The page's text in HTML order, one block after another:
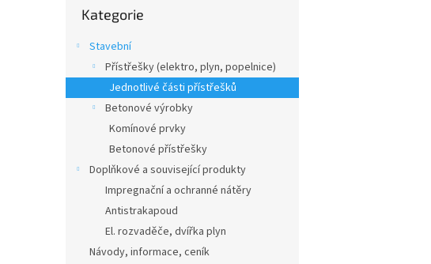
n
kategorie
Kategorie
Stavební
Přístřešky (elektro, plyn, popelnice)
Jednotlivé části přístřešků
Betonové výrobky
Komínové prvky
Betonové přístřešky
Doplňkové a související produkty
Impregnační a ochranné nátěry
Antistrakapoud
El. rozvaděče, dvířka plyn
Návody, informace, ceník